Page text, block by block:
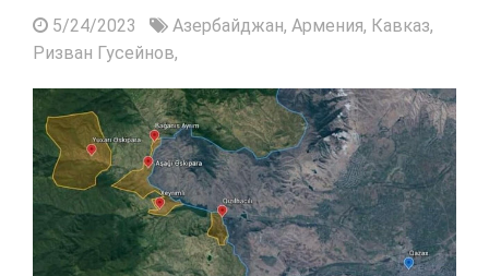
5/24/2023 Азербайджан, Армения, Кавказ,
Ризван Гусейнов,